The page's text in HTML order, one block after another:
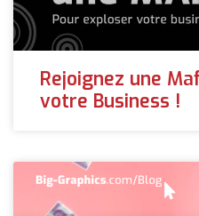
Rejoignez une
votre Business !